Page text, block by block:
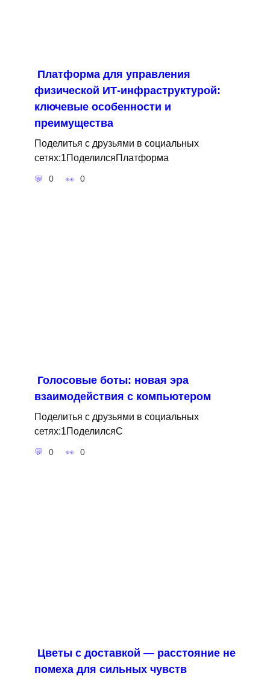
Платформа для управления
физической ИТ-инфраструктурой:
ключевые особенности и
преимущества
Поделитья с друзьями в социальных
сетях:1ПоделилсяПлатформа
0 0
Голосовые боты: новая эра
взаимодействия с компьютером
Поделитья с друзьями в социальных
сетях:1ПоделилсяС
0 0
Цветы с доставкой — расстояние не
помеха для сильных чувств